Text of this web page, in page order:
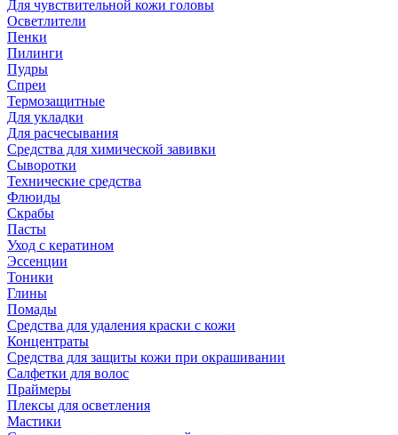
Для чувствительной кожи головы
Осветлители
Пенки
Пилинги
Пудры
Спреи
Термозащитные
Для укладки
Для расчесывания
Средства для химической завивки
Сыворотки
Технические средства
Флюиды
Скрабы
Пасты
Уход с кератином
Эссенции
Тоники
Глины
Помады
Средства для удаления краски с кожи
Концентраты
Средства для защиты кожи при окрашивании
Салфетки для волос
Праймеры
Плексы для осветления
Мастики